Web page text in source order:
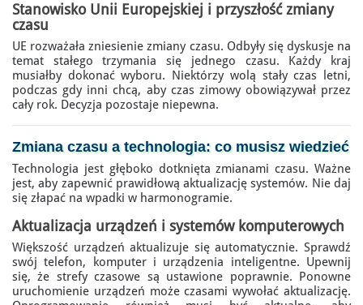
Stanowisko Unii Europejskiej i przyszłość zmiany
czasu
UE rozważała zniesienie zmiany czasu. Odbyły się dyskusje na
temat stałego trzymania się jednego czasu. Każdy kraj
musiałby dokonać wyboru. Niektórzy wolą stały czas letni,
podczas gdy inni chcą, aby czas zimowy obowiązywał przez
cały rok. Decyzja pozostaje niepewna.
Zmiana czasu a technologia: co musisz wiedzieć
Technologia jest głęboko dotknięta zmianami czasu. Ważne
jest, aby zapewnić prawidłową aktualizację systemów. Nie daj
się złapać na wpadki w harmonogramie.
Aktualizacja urządzeń i systemów komputerowych
Większość urządzeń aktualizuje się automatycznie. Sprawdź
swój telefon, komputer i urządzenia inteligentne. Upewnij
się, że strefy czasowe są ustawione poprawnie. Ponowne
uruchomienie urządzeń może czasami wywołać aktualizację.